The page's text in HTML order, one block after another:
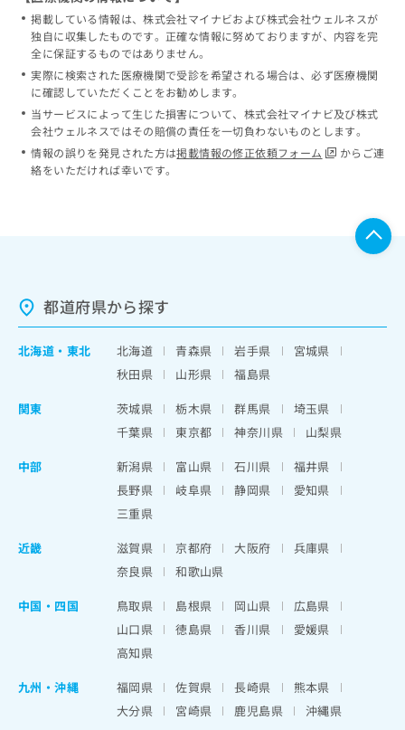
掲載している情報は、株式会社マイナビおよび株式会社ウェルネスが
独自に収集したものです。正確な情報に努めておりますが、内容を完
全に保証するものではありません。
実際に検索された医療機関で受診を希望される場合は、必ず医療機関
に確認していただくことをお勧めします。
当サービスによって生じた損害について、株式会社マイナビ及び株式
会社ウェルネスではその賠償の責任を一切負わないものとします。
情報の誤りを発見された方は掲載情報の修正依頼フォーム
からご連
絡をいただければ幸いです。
都道府県から探す
北海道 ・ 東北 北海道 青森県 岩手県
宮城県
秋田県
山形県
福島県
関東
茨城県 栃木県 群馬県
埼玉県
千葉県
東京都 神奈川県
山梨県
中部
新潟県 富山県 石川県
福井県
長野県
岐阜県 静岡県
愛知県
三重県
近畿
滋賀県 京都府 大阪府
兵庫県
奈良県
和歌山県
中国・四国
鳥取県 島根県 岡山県
広島県
山口県
徳島県 香川県
愛媛県
高知県
九州・沖縄
福岡県 佐賀県 長崎県
熊本県
大分県
宮崎県 鹿児島県 沖縄県